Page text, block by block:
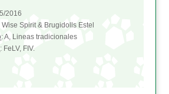
2016
Spirit & Brugidolls Estel
: A, Lineas tradicionales
: FeLV, FIV.